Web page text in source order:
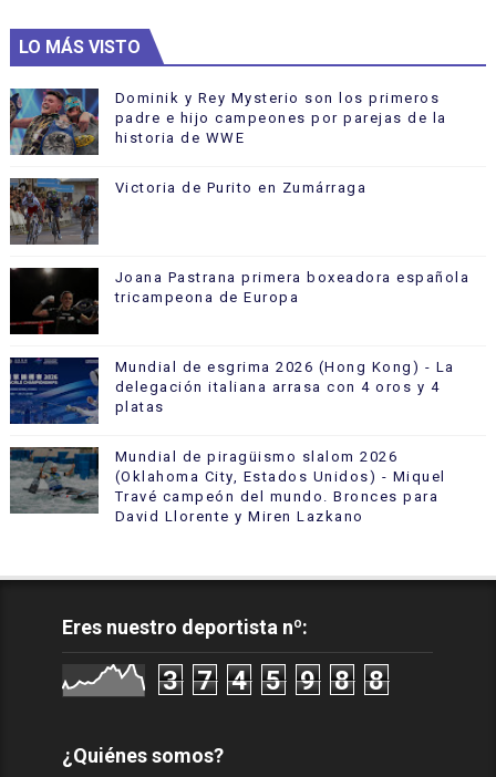
LO MÁS VISTO
Dominik y Rey Mysterio son los primeros
padre e hijo campeones por parejas de la
historia de WWE
Victoria de Purito en Zumárraga
Joana Pastrana primera boxeadora española
tricampeona de Europa
Mundial de esgrima 2026 (Hong Kong) - La
delegación italiana arrasa con 4 oros y 4
platas
Mundial de piragüismo slalom 2026
(Oklahoma City, Estados Unidos) - Miquel
Travé campeón del mundo. Bronces para
David Llorente y Miren Lazkano
Eres nuestro deportista nº:
3 7 4 5 9 8 8
¿Quiénes somos?